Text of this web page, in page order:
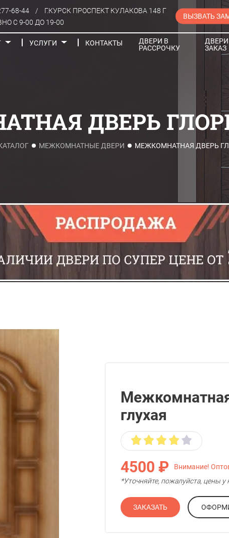
68-44 /
Г.КУРСК ПРОСПЕКТ КУЛАКОВА 148 Г
С 9-00 ДО 19-00
ВЫЗВАТЬ
УСЛУГИ КОНТАКТЫ
ДВЕРИ В
РАССРОЧКУ
ЗАКАЗ
ДВЕРЬ
МЕЖКОМНАТНЫЕ ДВЕРИ МЕЖКОМНАТНАЯ ДВЕРЬ
глухая
4500 ₽
Внимание!
*Уточняйте, пожалуйста, цены
ЗАКАЗАТЬ